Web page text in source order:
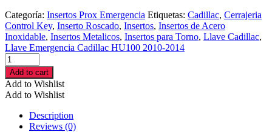
Categoría: Insertos Prox Emergencia Etiquetas: Cadillac, Cerrajeria
Control Key, Inserto Roscado, Insertos, Insertos de Acero
Inoxidable, Insertos Metalicos, Insertos para Torno, Llave Cadillac,
Llave Emergencia Cadillac HU100 2010-2014
Llave
Emergencia
Cadillac
HU100
2010-
2014
cantidad
Add to cart
Add to Wishlist
Add to Wishlist
Description
Reviews (0)